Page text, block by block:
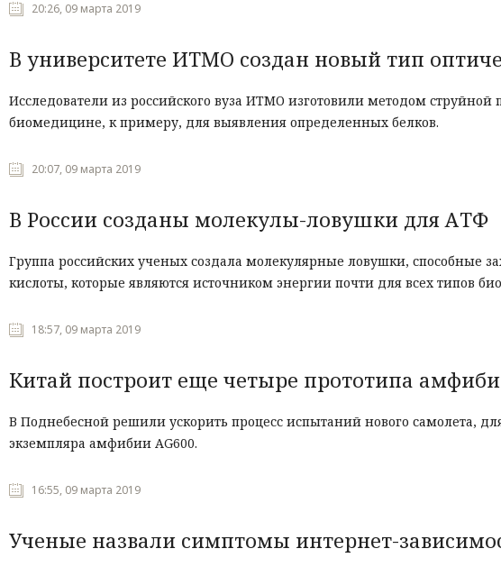
20:26, 09 марта 2019
В университете ИТМО создан новый тип
Исследователи из российского вуза ИТМО изготовили методом
биомедицине, к примеру, для выявления определенных белков.
20:07, 09 марта 2019
В России созданы молекулы-ловушки для АТФ
Группа российских ученых создала молекулярные ловушки, способные
кислоты, которые являются источником энергии почти для всех типов
18:57, 09 марта 2019
Китай построит еще четыре прототипа
В Поднебесной решили ускорить процесс испытаний нового самолета,
экземпляра амфибии AG600.
16:55, 09 марта 2019
Ученые назвали симптомы интернет-